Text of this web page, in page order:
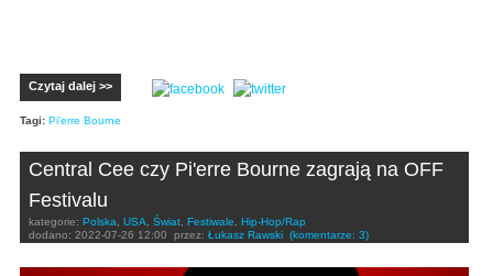
Czytaj dalej >>
Tagi: Pi'erre Bourne
Central Cee czy Pi'erre Bourne zagrają na OFF
Festivalu
kategorie: Polska USA Świat Festiwale
Hip-Hop/Rap
dodano: 2022-07-26 12:00 przez: Łukasz Rawski (komentarze: 3)